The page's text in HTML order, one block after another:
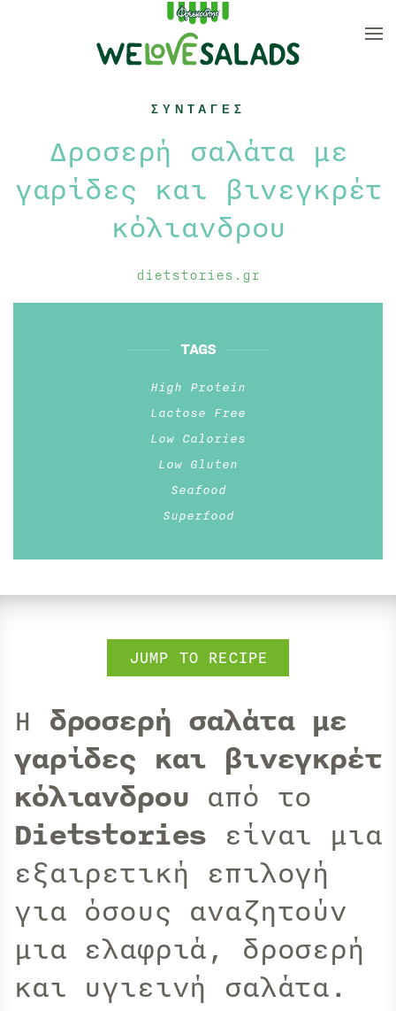
Skip to main content
ΣΥΝΤΑΓΕΣ
Δροσερή σαλάτα με
γαρίδες και βινεγκρέτ
κόλιανδρου
dietstories.gr
TAGS
High Protein
Lactose Free
Low Calories
Low Gluten
Seafood
Superfood
JUMP TO RECIPE
Η δροσερή σαλάτα με
γαρίδες και βινεγκρέτ
κόλιανδρου από το
Dietstories είναι μια
εξαιρετική επιλογή
για όσους αναζητούν
μια ελαφριά, δροσερή
και υγιεινή σαλάτα.